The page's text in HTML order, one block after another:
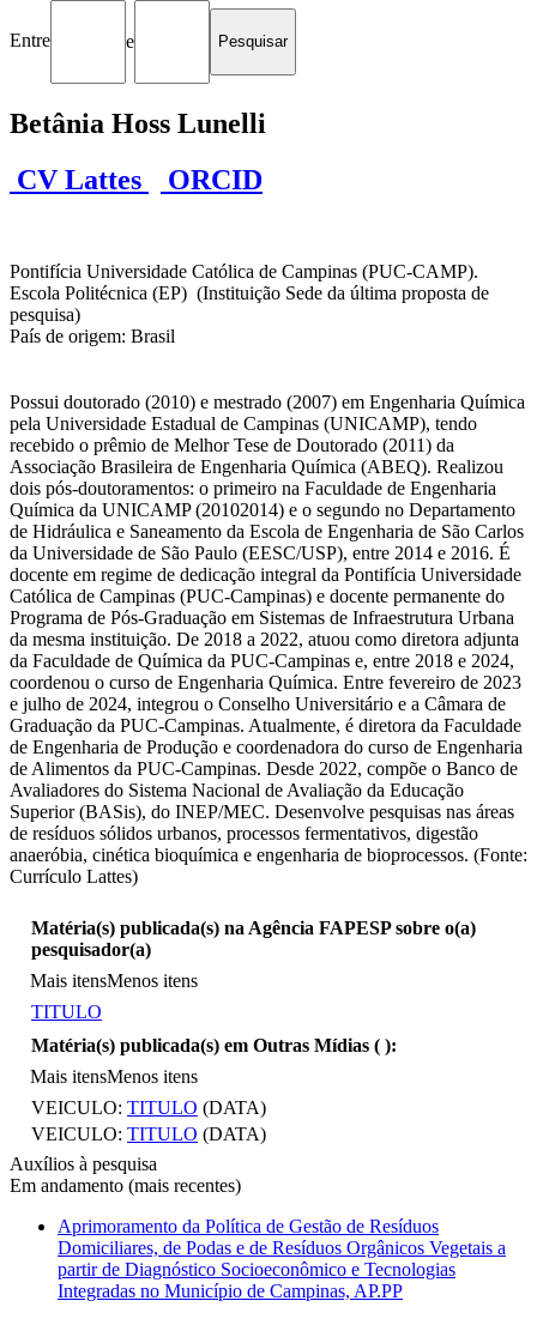
Entre e
Betânia Hoss Lunelli
CV Lattes
ORCID
Pontifícia Universidade Católica de Campinas (PUC-CAMP).
Escola Politécnica (EP) (Instituição Sede da última proposta de
pesquisa)
País de origem: Brasil
Possui doutorado (2010) e mestrado (2007) em Engenharia Química
pela Universidade Estadual de Campinas (UNICAMP), tendo
recebido o prêmio de Melhor Tese de Doutorado (2011) da
Associação Brasileira de Engenharia Química (ABEQ). Realizou
dois pós-doutoramentos: o primeiro na Faculdade de Engenharia
Química da UNICAMP (20102014) e o segundo no Departamento
de Hidráulica e Saneamento da Escola de Engenharia de São Carlos
da Universidade de São Paulo (EESC/USP), entre 2014 e 2016. É
docente em regime de dedicação integral da Pontifícia Universidade
Católica de Campinas (PUC-Campinas) e docente permanente do
Programa de Pós-Graduação em Sistemas de Infraestrutura Urbana
da mesma instituição. De 2018 a 2022, atuou como diretora adjunta
da Faculdade de Química da PUC-Campinas e, entre 2018 e 2024,
coordenou o curso de Engenharia Química. Entre fevereiro de 2023
e julho de 2024, integrou o Conselho Universitário e a Câmara de
Graduação da PUC-Campinas. Atualmente, é diretora da Faculdade
de Engenharia de Produção e coordenadora do curso de Engenharia
de Alimentos da PUC-Campinas. Desde 2022, compõe o Banco de
Avaliadores do Sistema Nacional de Avaliação da Educação
Superior (BASis), do INEP/MEC. Desenvolve pesquisas nas áreas
de resíduos sólidos urbanos, processos fermentativos, digestão
anaeróbia, cinética bioquímica e engenharia de bioprocessos. (Fonte:
Currículo Lattes)
Matéria(s) publicada(s) na Agência FAPESP sobre o(a)
pesquisador(a)
Mais itensMenos itens
TITULO
Matéria(s) publicada(s) em Outras Mídias ( ):
Mais itensMenos itens
VEICULO: TITULO (DATA)
VEICULO: TITULO (DATA)
Auxílios à pesquisa
Em andamento (mais recentes)
Aprimoramento da Política de Gestão de Resíduos
Domiciliares, de Podas e de Resíduos Orgânicos Vegetais a
partir de Diagnóstico Socioeconômico e Tecnologias
Integradas no Município de Campinas, AP.PP